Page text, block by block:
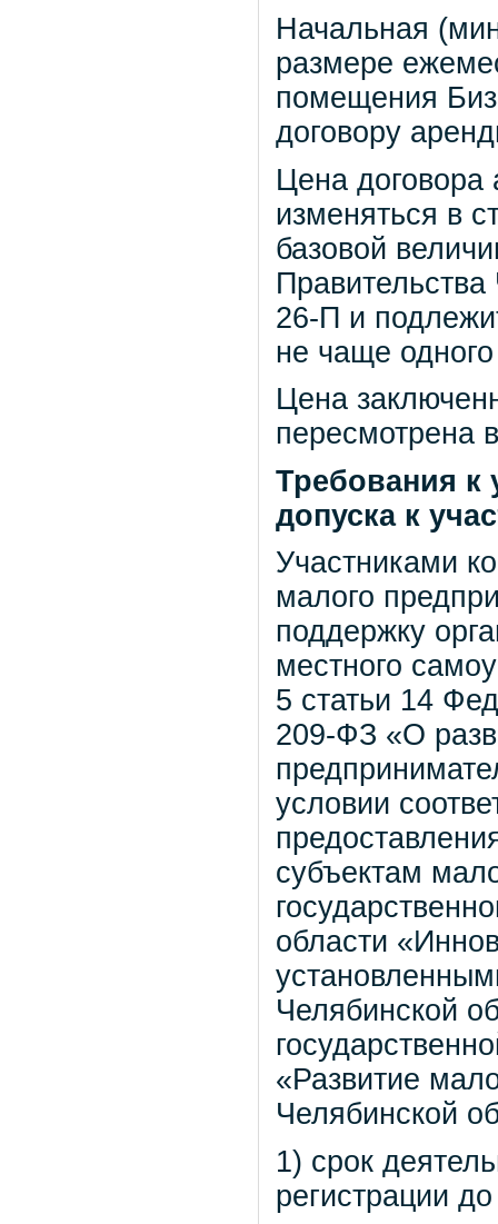
Начальная
размере
помещения
договору
Цена
изменяться в
базовой
26-П и
не чаще
Цена
пересмотрена
Требования к
допуска к
Участниками
малого
поддержку
местного
5 статьи 14
209-ФЗ «О
условии
субъектам
области
Челябинской
«Развитие
Челябинской
1) срок
регистрации